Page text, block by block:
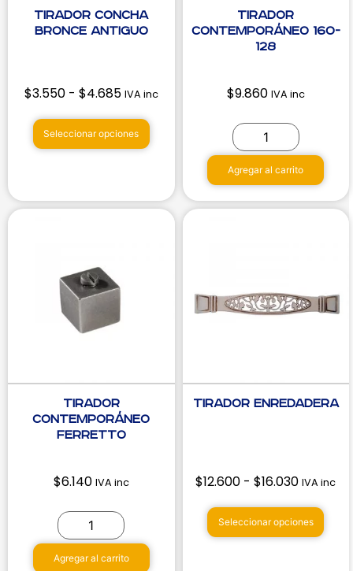
Tirador Concha
Bronce Antiguo
$3.550 - $4.685 IVA inc
Seleccionar opciones
Tirador
Contemporáneo 160-
128
$9.860 IVA inc
Agregar al carrito
Tirador
Contemporáneo
Ferretto
$6.140 IVA inc
Agregar al carrito
Tirador Enredadera
$12.600 - $16.030 IVA inc
Seleccionar opciones